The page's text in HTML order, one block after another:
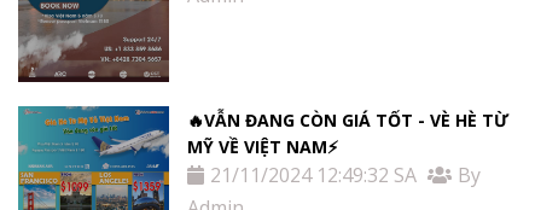
🔥VẪN ĐANG CÒN GIÁ TỐT - VÈ HÈ TỪ
MỸ VỀ VIỆT NAM⚡️
21/11/2024 12:49:32 SA
By